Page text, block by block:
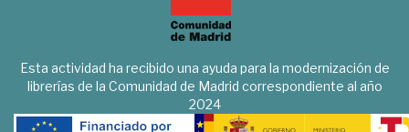
Esta actividad ha recibido una ayuda para la modernización de
librerías de la Comunidad de Madrid correspondiente al año
2024